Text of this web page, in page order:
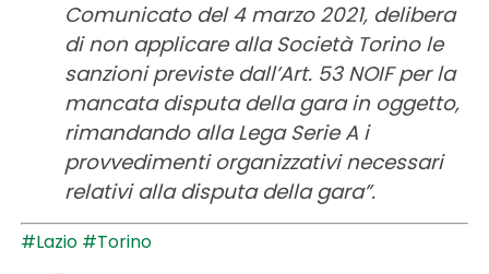
Comunicato del 4 marzo 2021, delibera
di non applicare alla Società Torino le
sanzioni previste dall’Art. 53 NOIF per la
mancata disputa della gara in oggetto,
rimandando alla Lega Serie A i
provvedimenti organizzativi necessari
relativi alla disputa della gara”.
#Lazio #Torino